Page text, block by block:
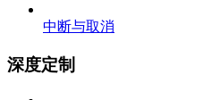
中断与取消
深度定制